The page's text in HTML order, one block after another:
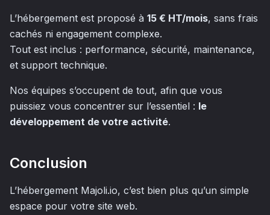
L’hébergement est proposé à 15 € HT/mois, sans frais
cachés ni engagement complexe.
Tout est inclus : performance, sécurité, maintenance,
et support technique.
Nos équipes s’occupent de tout, afin que vous
puissiez vous concentrer sur l’essentiel : le
développement de votre activité.
Conclusion
L’hébergement Majoli.io, c’est bien plus qu’un simple
espace pour votre site web.